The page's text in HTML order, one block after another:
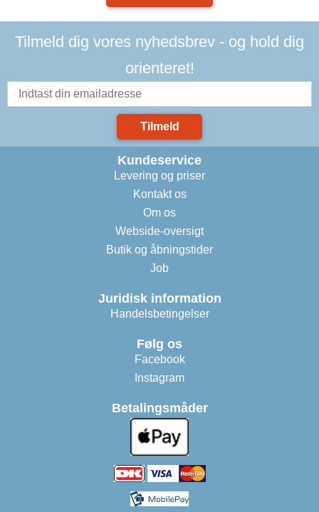
Tilmeld dig vores nyhedsbrev - og hold dig
orienteret!
Tilmeld
Kundeservice
Levering og priser
Kontakt os
Om os
Webside-oversigt
Butik og åbningstider
Job
Juridisk information
Handelsbetingelser
Følg os
Facebook
Instagram
Betalingsmåder